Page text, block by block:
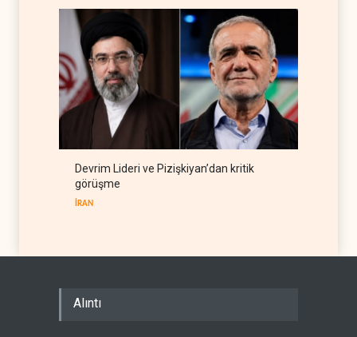
Devrim Lideri ve Pizişkiyan’dan kritik
görüşme
İRAN
Alıntı